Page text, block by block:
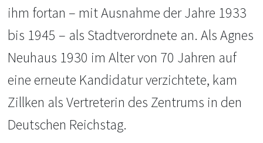
ihm fortan – mit Ausnahme der Jahre 1933
bis 1945 – als Stadtverordnete an. Als Agnes
Neuhaus 1930 im Alter von 70 Jahren auf
eine erneute Kandidatur verzichtete, kam
Zillken als Vertreterin des Zentrums in den
Deutschen Reichstag.